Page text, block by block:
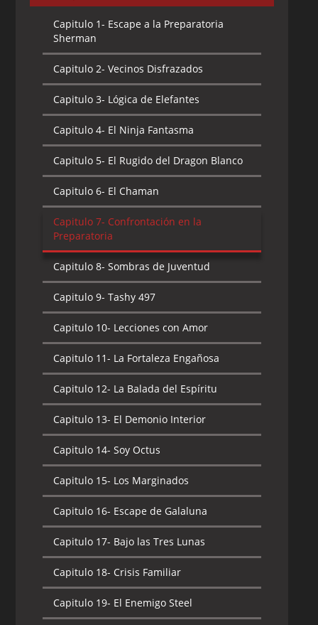
Capitulo 1- Escape a la Preparatoria
Sherman
Capitulo 2- Vecinos Disfrazados
Capitulo 3- Lógica de Elefantes
Capitulo 4- El Ninja Fantasma
Capitulo 5- El Rugido del Dragon Blanco
Capitulo 6- El Chaman
Capitulo 7- Confrontación en la
Preparatoria
Capitulo 8- Sombras de Juventud
Capitulo 9- Tashy 497
Capitulo 10- Lecciones con Amor
Capitulo 11- La Fortaleza Engañosa
Capitulo 12- La Balada del Espíritu
Capitulo 13- El Demonio Interior
Capitulo 14- Soy Octus
Capitulo 15- Los Marginados
Capitulo 16- Escape de Galaluna
Capitulo 17- Bajo las Tres Lunas
Capitulo 18- Crisis Familiar
Capitulo 19- El Enemigo Steel